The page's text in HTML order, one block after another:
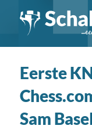
Eerste
Sam